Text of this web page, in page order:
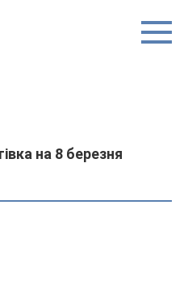
на 8 березня